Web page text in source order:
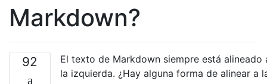
Markdown?
92
El texto de Markdown siempre está alineado
la izquierda. ¿Hay alguna forma de alinear a